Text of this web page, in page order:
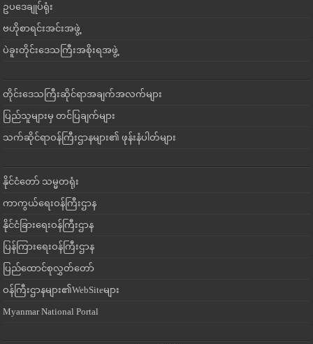
ဥပဒေချုပ်ရုံး
ဗဟိုစာရင်းအင်းအဖွဲ့
ပဲခူးတိုင်းဒေသကြီးအစိုးရအဖွဲ့
တိုင်းဒေသကြီးဆိုင်ရာအချက်အလက်များ
ပြည်သူများမှ တင်ပြချက်များ
သက်ဆိုင်ရာဝန်ကြီးဌာနများ၏ ဖုန်းနံပါတ်များ
နိုင်ငံတော် သမ္မတရုံး
ကာကွယ်ရေးဝန်ကြီးဌာန
နိုင်ငံခြားရေးဝန်ကြီးဌာန
ပြန်ကြားရေးဝန်ကြီးဌာန
ပြည်ထောင်စုလွှတ်တော်
ဝန်ကြီးဌာနများ၏WebSiteများ
Myanmar National Portal